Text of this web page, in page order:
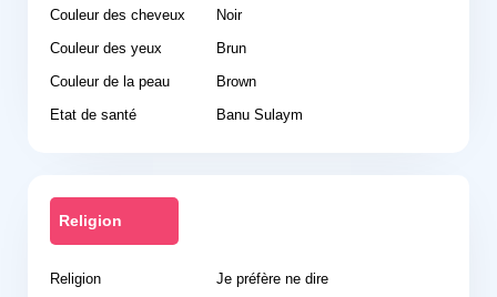
Couleur des cheveux
Noir
Couleur des yeux
Brun
Couleur de la peau
Brown
Etat de santé
Banu Sulaym
Religion
Religion
Je préfère ne dire